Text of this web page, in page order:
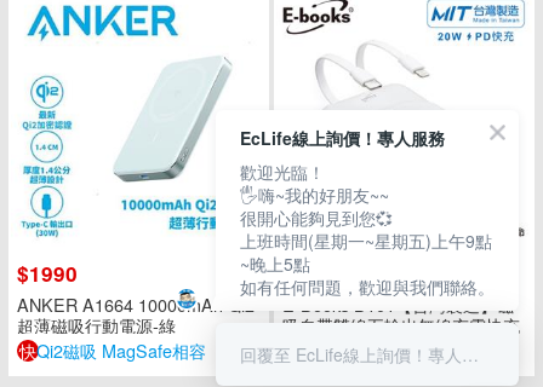
$1990
ANKER A1664 10000mAh Qi2
超薄磁吸行動電源-綠
快Qi2磁吸 MagSafe相容
$1490
E-Books B101【台灣製造】磁
吸自帶雙線五輸出無線充電快充
行動電源-白
台灣製造 通過台灣BSMI認證
EcLife線上詢價！專人服務
歡迎光臨！
🖐嗨~我的好朋友~~
很開心能夠見到您💞
上班時間(星期一~星期五)上午9點
~晚上5點
如有任何問題，歡迎與我們聯絡。
回覆至 EcLife線上詢價！專人服務